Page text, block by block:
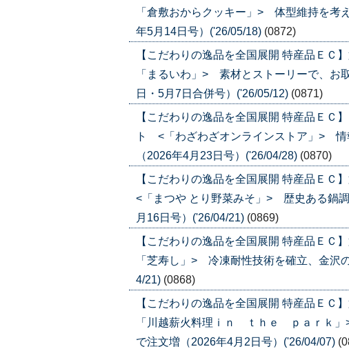
「倉敷おからクッキー」> 体型維持を考
年5月14日号）('26/05/18) (0872)
【こだわりの逸品を全国展開 特産品Ｅ
「まるいわ」> 素材とストーリーで、お
日・5月7日合併号）('26/05/12) (0871)
【こだわりの逸品を全国展開 特産品Ｅ
ト <「わざわざオンラインストア」> 情
（2026年4月23日号）('26/04/28) (0870)
【こだわりの逸品を全国展開 特産品Ｅ
<「まつや とり野菜みそ」> 歴史ある鍋
月16日号）('26/04/21) (0869)
【こだわりの逸品を全国展開 特産品Ｅ
「芝寿し」> 冷凍耐性技術を確立、金沢
4/21) (0868)
【こだわりの逸品を全国展開 特産品Ｅ
「川越薪火料理ｉｎ ｔｈｅ ｐａｒｋ
で注文増（2026年4月2日号）('26/04/07)